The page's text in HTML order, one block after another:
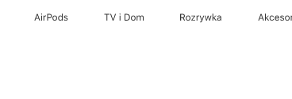
AirPods TV i Dom Rozrywka